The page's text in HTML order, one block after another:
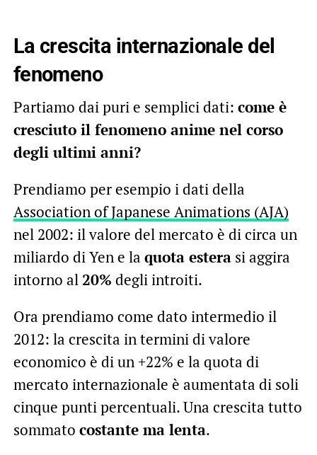
La crescita internazionale del
fenomeno
Partiamo dai puri e semplici dati: come è
cresciuto il fenomeno anime nel corso
degli ultimi anni?
Prendiamo per esempio i dati della
Association of Japanese Animations (AJA)
nel 2002: il valore del mercato è di circa un
miliardo di Yen e la quota esterasi aggira
intorno al20% degli introiti.
Ora prendiamo come dato intermedio il
2012: la crescita in termini di valore
economico è di un +22% e la quota di
mercato internazionale è aumentata di soli
cinque punti percentuali. Una crescita tutto
sommato costante ma lenta.